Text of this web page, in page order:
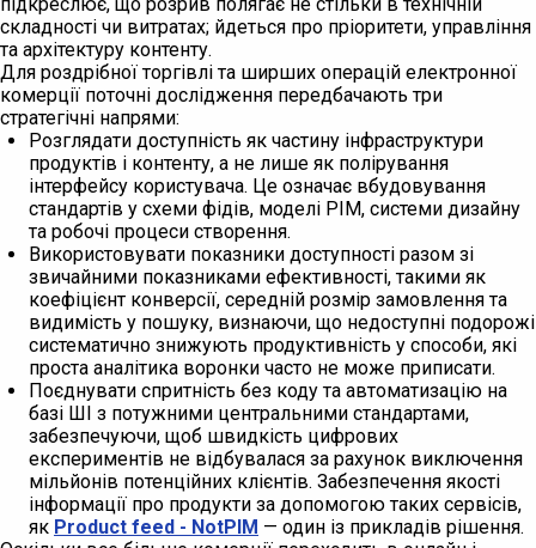
складності чи витратах; йдеться про пріоритети, управління
та архітектуру контенту.
Для роздрібної торгівлі та ширших операцій електронної
комерції поточні дослідження передбачають три
стратегічні напрями:
Розглядати доступність як частину інфраструктури
продуктів і контенту, а не лише як полірування
інтерфейсу користувача. Це означає вбудовування
стандартів у схеми фідів, моделі PIM, системи дизайну
та робочі процеси створення.
Використовувати показники доступності разом зі
звичайними показниками ефективності, такими як
коефіцієнт конверсії, середній розмір замовлення та
видимість у пошуку, визнаючи, що недоступні подорожі
систематично знижують продуктивність у способи, які
проста аналітика воронки часто не може приписати.
Поєднувати спритність без коду та автоматизацію на
базі ШІ з потужними центральними стандартами,
забезпечуючи, щоб швидкість цифрових
експериментів не відбувалася за рахунок виключення
мільйонів потенційних клієнтів. Забезпечення якості
інформації про продукти за допомогою таких сервісів,
як Product feed - NotPIM — один із прикладів рішення.